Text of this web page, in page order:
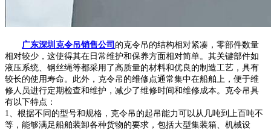
广东深圳克令吊销售公司 的克令吊的结构相对紧凑，零部件数量
相对较少，这使得其在日常维护和保养方面相对简单。其关键部件如
液压系统、钢丝绳等都采用了高质量的材料和优良的制造工艺，具有
较长的使用寿命。此外，克令吊的维修点通常集中在船舶上，便于维
修人员进行定期检查和维护，减少了维修时间和维修成本。克令吊具
有以下特点：
1、根据不同的型号和规格，克令吊的起吊能力可以从几吨到上百吨不
等，能够满足船舶装卸各种货物的要求，包括大型集装箱、机械设